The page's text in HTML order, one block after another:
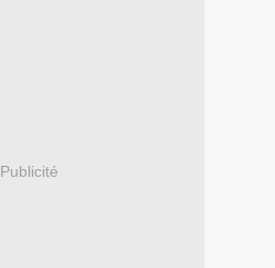
Publicité